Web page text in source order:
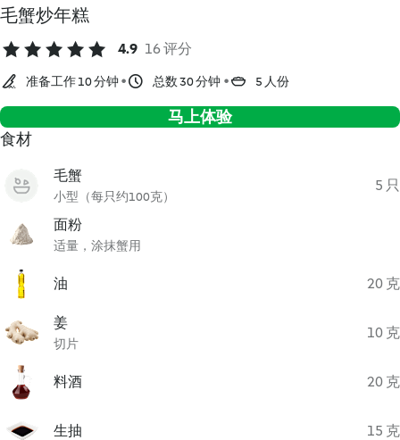
毛蟹炒年糕
4.9 16 评分
准备工作 10 分钟 总数 30 分钟 5 人份
马上体验
食材
毛蟹
小型（每只约100克）
5 只
面粉
适量，涂抹蟹用
油 20 克
姜
切片
10 克
料酒 20 克
生抽 15 克